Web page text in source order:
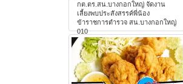
กต.ตร.สน.บางกอกใหญ่ จัดงาน
เลี้ยงพบประสังสรรค์พี่น้อง
ข้าราชการตำรวจ สน.บางกอกใหญ่
010